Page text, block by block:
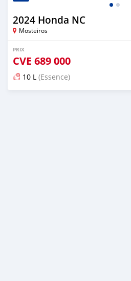
2024 Honda NC
Mosteiros
PRIX
CVE 689 000
10 L (Essence)